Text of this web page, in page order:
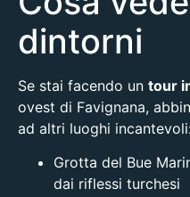
dintorni
Se stai facendo un tour
ovest di Favignana,
ad altri luoghi
Grotta del Bue
dai riflessi turchesi